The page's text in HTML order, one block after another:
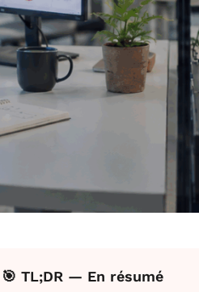
🎯 TL;DR — En résumé